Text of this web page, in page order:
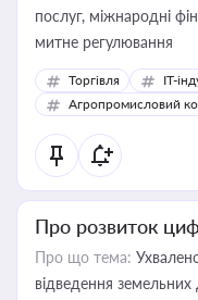
послуг, міжнародні
митне регулювання
Торгівля
IT-
Агропромисловий
Про розвиток
Про що тема:
відведення